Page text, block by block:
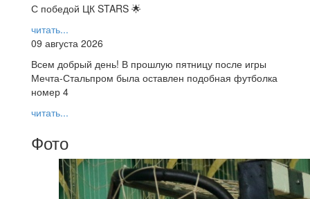
С победой ЦК STARS 🌟
читать...
09 августа 2026
Всем добрый день! В прошлую пятницу после игры
Мечта-Стальпром была оставлен подобная футболка
номер 4
читать...
Фото